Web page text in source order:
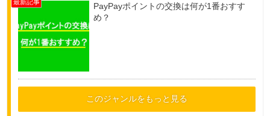
PayPayポイントの交換は何が1番おすす
め？
このジャンルをもっと見る